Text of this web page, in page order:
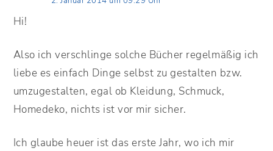
Hi!
Also ich verschlinge solche Bücher regelmäßig ich
liebe es einfach Dinge selbst zu gestalten bzw.
umzugestalten, egal ob Kleidung, Schmuck,
Homedeko, nichts ist vor mir sicher.
Ich glaube heuer ist das erste Jahr, wo ich mir